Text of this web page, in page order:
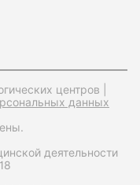
центров |
данных
деятельности